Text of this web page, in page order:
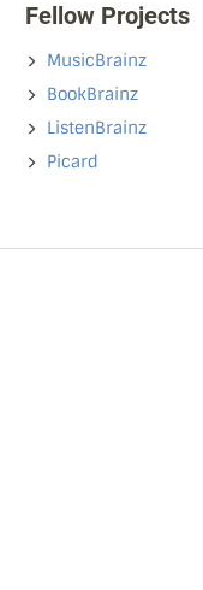
Fellow Projects
MusicBrainz
BookBrainz
ListenBrainz
Picard